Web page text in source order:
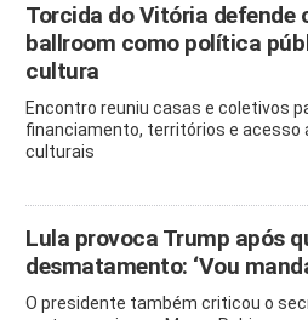
Torcida do Vitória defende
ballroom como política
cultura
Encontro reuniu casas e coletivos
financiamento, territórios e acesso
culturais
Lula provoca Trump após
desmatamento: ‘Vou
O presidente também criticou o